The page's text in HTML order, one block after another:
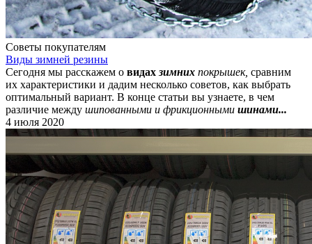
Советы покупателям
Виды зимней резины
Сегодня мы расскажем о видах зимних покрышек, сравним
их характеристики и дадим несколько советов, как выбрать
оптимальный вариант. В конце статьи вы узнаете, в чем
различие между шипованными и фрикционными шинами...
4 июля 2020